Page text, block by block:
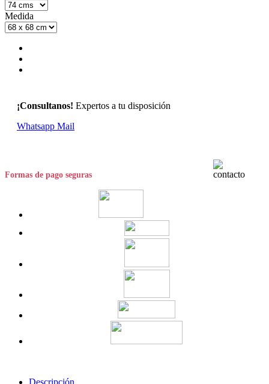
Medida
¡Consultanos! Expertos a tu disposición
Whatsapp Mail
Formas de pago seguras